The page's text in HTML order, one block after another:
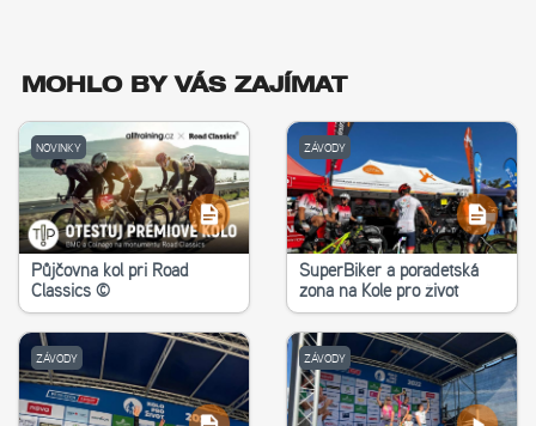
MOHLO BY VÁS ZAJÍMAT
NOVINKY
Půjčovna kol při Road
Classics ©
ZÁVODY
SuperBiker a poradetská
zona na Kole pro život
ZÁVODY ZÁVODY